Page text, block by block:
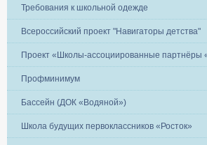
Требования к школьной одежде
Всероссийский проект "Навигаторы детства"
Проект «Школы-ассоциированные партнёры
Профминимум
Бассейн (ДОК «Водяной»)
Школа будущих первоклассников «Росток»